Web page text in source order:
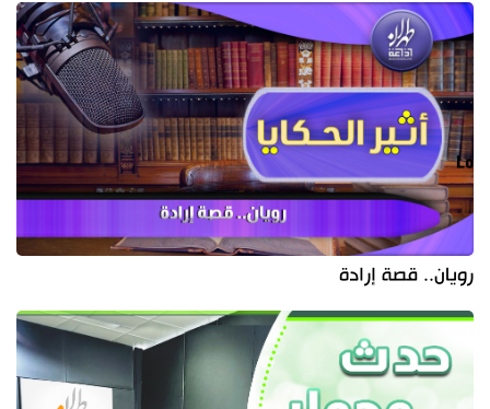
رويان.. قصة إرادة